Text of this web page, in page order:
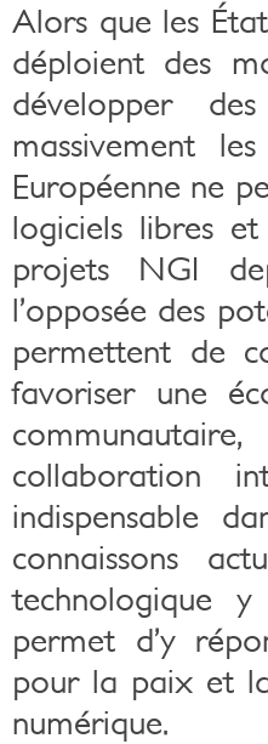
Alors que les
déploient des
développer
massivement
Européenne ne
logiciels libres et
projets NGI
l’opposée des
permettent de
favoriser une
collaboration
indispensable
connaissons
technologique
permet d’y
pour la paix et
numérique.